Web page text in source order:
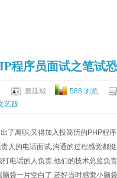
程序员面试之笔试
磨延城 588 浏览
艺贩
了离职,又得加入投简历的PHP程
人的电话面试,沟通的过程感觉都
电话的人负责,他们的技术总监负
袋一片空白了,还好当时感觉小脑